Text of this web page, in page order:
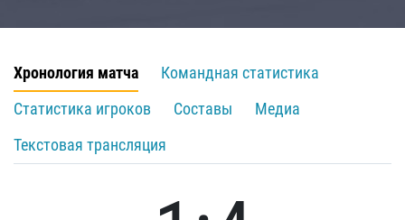
Хронология матча
Командная статистика
Статистика игроков
Составы
Медиа
Текстовая трансляция